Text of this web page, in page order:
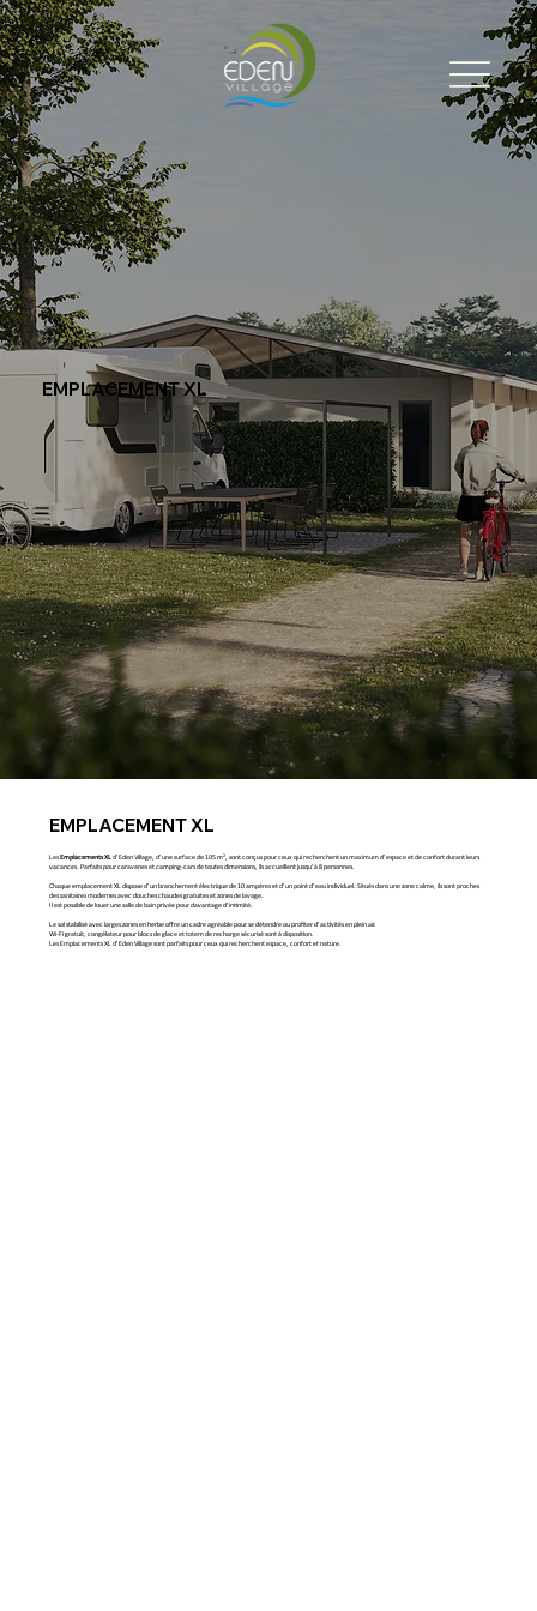
EMPLACEMENT XL
EMPLACEMENT XL
Les Emplacements XL d’Eden Village, d’une surface de 105 m², sont conçus pour ceux qui recherchent un maximum d’espace et de confort durant leurs
vacances. Parfaits pour caravanes et camping-cars de toutes dimensions, ils accueillent jusqu’à 8 personnes.
Chaque emplacement XL dispose d’un branchement électrique de 10 ampères et d’un point d’eau individuel. Situés dans une zone calme, ils sont proches
des sanitaires modernes avec douches chaudes gratuites et zones de lavage.
Il est possible de louer une salle de bain privée pour davantage d’intimité.
Le sol stabilisé avec larges zones en herbe offre un cadre agréable pour se détendre ou profiter d’activités en plein air.
Wi-Fi gratuit, congélateur pour blocs de glace et totem de recharge sécurisé sont à disposition.
Les Emplacements XL d’Eden Village sont parfaits pour ceux qui recherchent espace, confort et nature.